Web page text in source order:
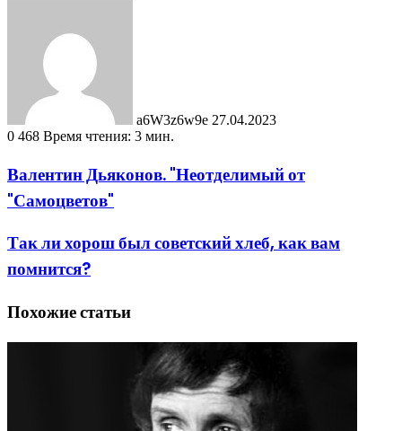
a6W3z6w9e 27.04.2023
0 468 Время чтения: 3 мин.
Валентин Дьяконов. "Неотделимый от
"Самоцветов"
Так ли хорош был советский хлеб, как вам
помнится?
Похожие статьи